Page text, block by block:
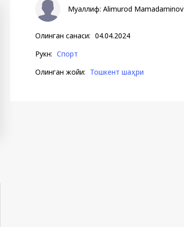
Муаллиф: Alimurod Mamadaminov
Олинган санаси: 04.04.2024
Рукн: Спорт
Олинган жойи: Тошкент шаҳри